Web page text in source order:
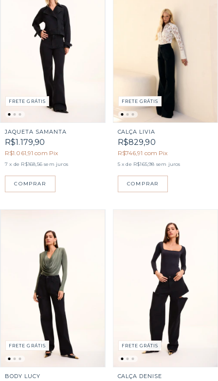
FRETE GRÁTIS
JAQUETA SAMANTA
R$1.179,90
R$1.061,91com Pix
7 x de R$168,56 sem juros
COMPRAR
FRETE GRÁTIS
CALÇA LIVIA
R$829,90
R$746,91 com Pix
5 x de R$165,98 sem juros
COMPRAR
FRETE GRÁTIS
BODY LUCY
FRETE GRÁTIS
CALÇA DENISE